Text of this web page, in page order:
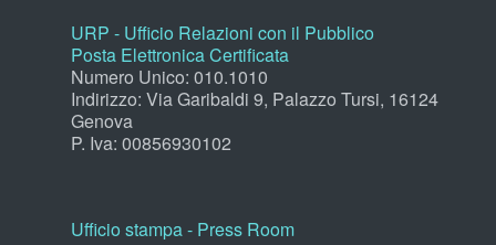
URP - Ufficio Relazioni con il Pubblico
Posta Elettronica Certificata
Numero Unico: 010.1010
Indirizzo: Via Garibaldi 9, Palazzo Tursi, 16124
Genova
P. Iva: 00856930102
Ufficio stampa - Press Room